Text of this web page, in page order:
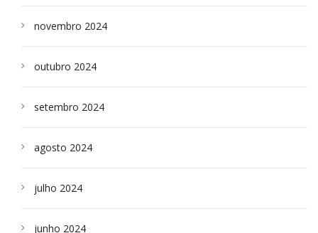
novembro 2024
outubro 2024
setembro 2024
agosto 2024
julho 2024
junho 2024